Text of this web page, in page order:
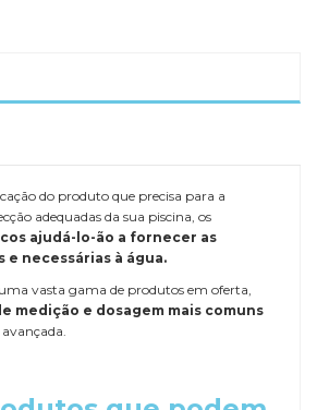
do produto que precisa para a
adequadas da sua piscina, os
ajudá-lo-ão a fornecer as
e necessárias à água.
vasta gama de produtos em oferta,
medição e dosagem mais comuns